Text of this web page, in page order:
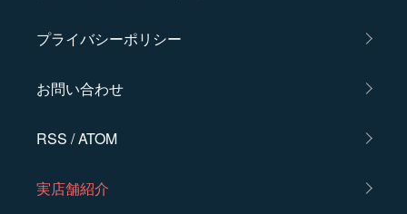
プライバシーポリシー
お問い合わせ
RSS /ATOM
実店舗紹介